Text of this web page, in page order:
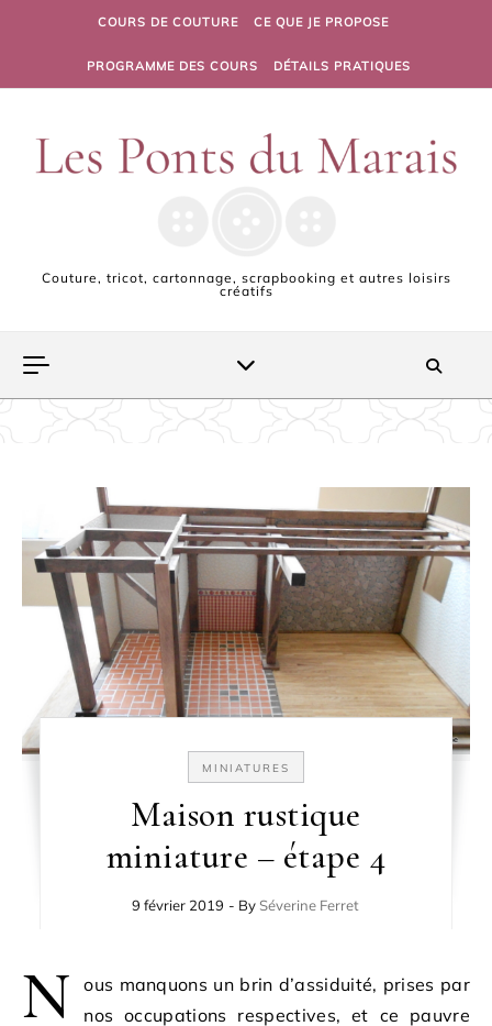
Skip to contentCOURS DE COUTURE CE QUE JE PROPOSE
PROGRAMME DES COURS DÉTAILS PRATIQUES
Couture, tricot, cartonnage, scrapbooking et autres loisirs
créatifs
MINIATURES
Maison rustique
miniature – étape 4
9 février 2019 - By Séverine Ferret
N
ous manquons un brin d’assiduité, prises par
nos occupations respectives, et ce pauvre